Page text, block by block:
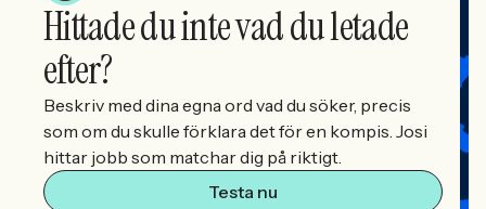
Hittade du inte vad du letade
efter?
Beskriv med dina egna ord vad du söker, precis
som om du skulle förklara det för en kompis. Josi
hittar jobb som matchar dig på riktigt.
Testa nu